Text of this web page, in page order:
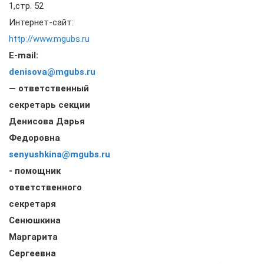
1,стр. 52
Интернет-сайт:
http://www.mgubs.ru
E-mail:
denisova@mgubs.ru
— ответственный
секретарь секции
Денисова Дарья
Федоровна
senyushkina@mgubs.ru
- помощник
ответственного
секретаря
Сенюшкина
Маргарита
Сергеевна